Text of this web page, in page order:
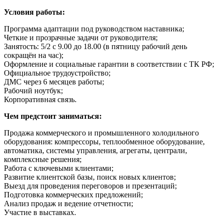
Условия работы:
Программа адаптации под руководством наставника;
Четкие и прозрачные задачи от руководителя;
Занятость: 5/2 с 9.00 до 18.00 (в пятницу рабочий день
сокращён на час);
Оформление и социальные гарантии в соответствии с ТК РФ;
Официальное трудоустройство;
ДМС через 6 месяцев работы;
Рабочий ноутбук;
Корпоративная связь.
Чем предстоит заниматься:
Продажа коммерческого и промышленного холодильного
оборудования: компрессоры, теплообменное оборудование,
автоматика, системы управления, агрегаты, централи,
комплексные решения;
Работа с ключевыми клиентами;
Развитие клиентской базы, поиск новых клиентов;
Выезд для проведения переговоров и презентаций;
Подготовка коммерческих предложений;
Анализ продаж и ведение отчетности;
Участие в выставках.